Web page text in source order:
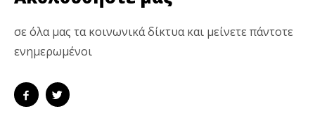
σε όλα μας τα κοινωνικά δίκτυα και μείνετε πάντοτε
ενημερωμένοι